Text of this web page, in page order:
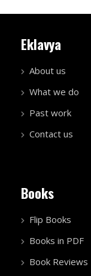
Eklavya
About us
What we do
Past work
Contact us
Books
Flip Books
Books in PDF
Book Reviews